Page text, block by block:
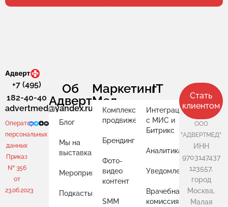
+7 (495)
182-40-40
advertmed@yandex.ru
Оператор
персональных
данных
Приказ
№ 356
от
23.06.2023
Об
АдвертМед
Блог
Мы на
выставках
Мероприятия
Подкасты
Маркетинг
Комплексное
продвижение
Брендинг
Фото-
видео
контент
SMM
IT
Интеграция
с МИС и
Битрикс
Аналитика
Уведомления
Врачебная
комиссия
Стать
клиентом
ООО
"АДВЕРТМЕД"
ИНН
9703147437
123557,
город
Москва,
Малая